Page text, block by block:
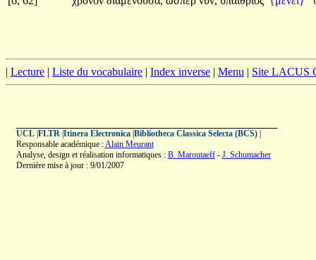
| Lecture | Liste du vocabulaire | Index inverse | Menu | Site LACUS
UCL| FLTR| Itinera Electronica| Bibliotheca Classica Selecta (BCS)|
Responsable académique :Alain Meurant
Analyse, design et réalisation informatiques : B. Maroutaeff- J. Schumacher
Dernière mise à jour : 9/01/2007